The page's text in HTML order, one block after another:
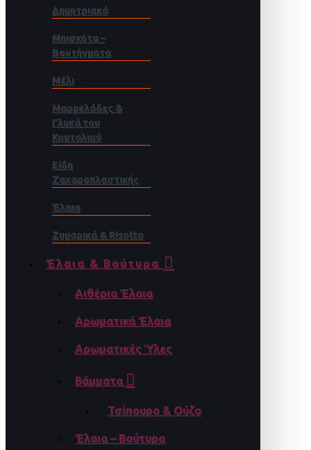
Δημητριακά
Μπισκότα –
Βουτήγματα
Μέλι
Μαρμελάδες &
Γλυκά του
Κουταλιού
Είδη
Ζαχαροπλαστικής
Έλαια
Ζυμαρικά & Risotto
Έλαια & Βούτυρα
Αιθέρια Έλαια
Αρωματικά Έλαια
Αρωματικές Ύλες
Βάμματα
Τσίπουρο & Ούζο
Έλαια – Βούτυρα